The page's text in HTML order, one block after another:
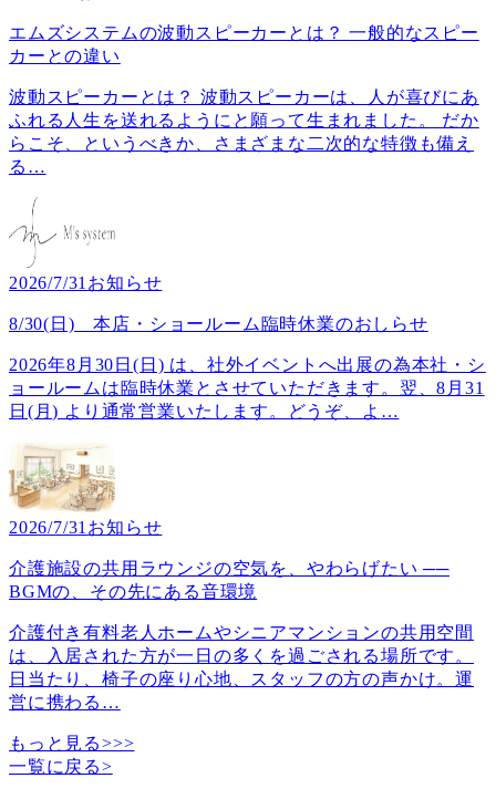
エムズシステムの波動スピーカーとは？ 一般的なスピー
カーとの違い
波動スピーカーとは？ 波動スピーカーは、人が喜びにあ
ふれる人生を送れるようにと願って生まれました。 だか
らこそ、というべきか、さまざまな二次的な特徴も備え
る …
2026/7/31 お知らせ
8/30(日) 本店・ショールーム臨時休業のおしらせ
2026年8月30日(日) は、社外イベントへ出展の為本社・シ
ョールームは臨時休業とさせていただきます。翌、8月31
日(月) より通常営業いたします。どうぞ、よ …
2026/7/31 お知らせ
介護施設の共用ラウンジの空気を、やわらげたい ──
BGMの、その先にある音環境
介護付き有料老人ホームやシニアマンションの共用空間
は、入居された方が一日の多くを過ごされる場所です。
日当たり、椅子の座り心地、スタッフの方の声かけ。運
営に携わる …
もっと見る>>>
一覧に戻る>